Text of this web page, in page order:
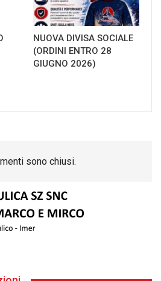
NUOVA DIVISA SOCIALE
(ORDINI ENTRO 28
GIUGNO 2026)
sono chiusi.